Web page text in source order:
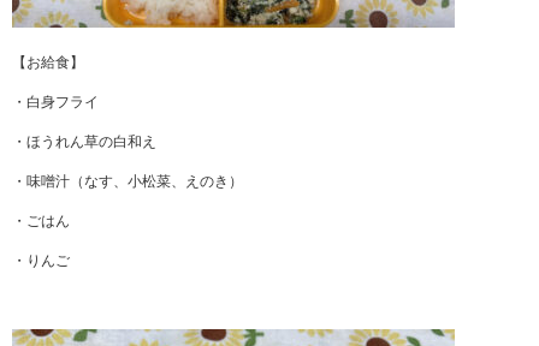
【お給食】
・白身フライ
・ほうれん草の白和え
・味噌汁（なす、小松菜、えのき）
・ごはん
・りんご